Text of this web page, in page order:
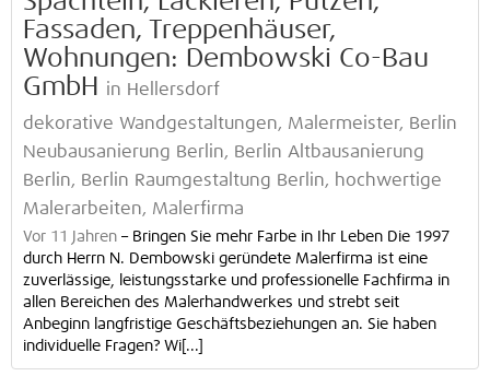
Fassaden, Treppenhäuser,
Wohnungen: Dembowski Co-Bau
GmbH
in Hellersdorf
dekorative Wandgestaltungen, Malermeister, Berlin
Neubausanierung Berlin, Berlin Altbausanierung
Berlin, Berlin Raumgestaltung Berlin, hochwertige
Malerarbeiten, Malerfirma
Vor 11 Jahren – Bringen Sie mehr Farbe in Ihr Leben Die 1997
durch Herrn N. Dembowski geründete Malerfirma ist eine
zuverlässige, leistungsstarke und professionelle Fachfirma in
allen Bereichen des Malerhandwerkes und strebt seit
Anbeginn langfristige Geschäftsbeziehungen an. Sie haben
individuelle Fragen? Wi[...]